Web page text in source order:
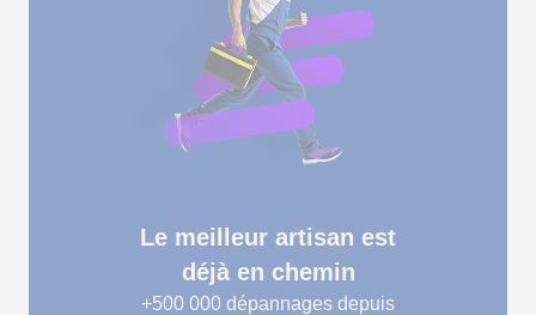
Le meilleur artisan est
déjà en chemin
+500 000 dépannages depuis